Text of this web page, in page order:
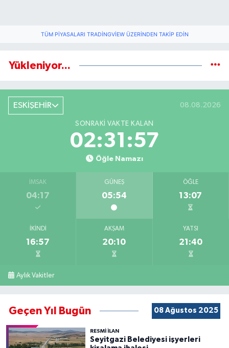
TÜM PIYASALARI TRADINGVIEW ÜZERINDEN TAKIP EDIN
Yükleniyor...
ESKİŞEHİR 08.08.2026
SONRAKI VAKTE KALAN
02:31:57
Öğle Namazı
İMSAK
04:17
GÜNEŞ
05:54
ÖĞLE
13:07
İKINDI
16:57
AKŞAM
20:10
YATSI
21:40
Aylık Vakitler
Geçen Yıl Bugün 08 Ağustos 2025
RESMİ İLAN
Seyitgazi Belediyesi işyerleri